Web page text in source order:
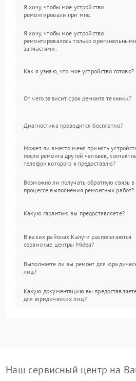
Я хочу, чтобы мое устройство
ремонтировали при мне.
Я хочу, чтобы мое устройство
ремонтировалось только оригинальными
запчастями.
Как я узнаю, что мое устройство готово?
От чего зависит срок ремонта техники?
Диагностика проводится бесплатно?
Может ли вместо меня принять
после ремонта другой человек,
телефон которого я предоставлю?
Возможно ли получать обратную связь в
процессе выполнения ремонтных работ?
Какую гарантию вы предоставляете?
В каких районах Калуги располагаются
сервисные центры Midea?
Выполняете ли вы ремонт для
лиц?
Какую документацию вы
для юридических лиц?
Наш сервисный центр на